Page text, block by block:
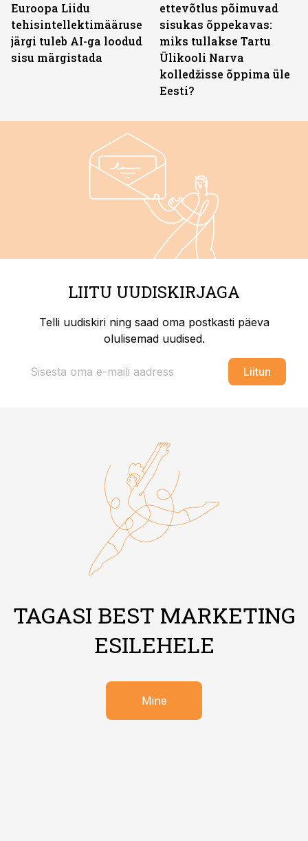
Euroopa Liidu
tehisintellektimääruse
järgi tuleb AI-ga loodud
sisu märgistada
ettevõtlus põimuvad
sisukas õppekavas:
miks tullakse Tartu
Ülikooli Narva
kolledžisse õppima üle
Eesti?
LIITU UUDISKIRJAGA
Telli uudiskiri ning saad oma postkasti päeva
olulisemad uudised.
Liitun
TAGASI BEST MARKETING
ESILEHELE
Mine